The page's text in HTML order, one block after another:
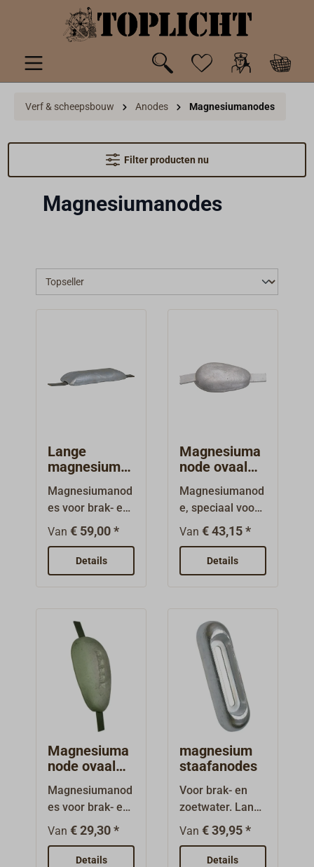
hoofdinhoud
Verf & scheepsbouw Anodes Magnesiumanodes
Filter producten nu
Magnesiumanodes
Lange
magnesiuma
node met
stalen
steigers
Magnesiumanod
es voor brak- en
zoetwater.
Bevestigingsstei
gers van staal,
ongeboord.
Van€ 59,00 *
Details
Magnesiuma
node ovaal
met
aluminium
steigers
Magnesiumanod
e, speciaal voor
aluminiumschep
en. Steigers van
aluminium,
ongeboord.
Van € 43,15 *
Details
Magnesiuma
node ovaal
met stalen
steigers
Magnesiumanod
es voor brak- en
zoetwater.
Bevestigings-
steigers van
Van€ 29,30 *
Details
magnesium
staafanodes
Voor brak- en
zoetwater. Lang
ovaal met stalen
kern. Met
langwerpige
Van € 39,95 *
Details